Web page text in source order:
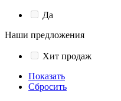
Да
Наши предложения
Хит продаж
Показать
Сбросить